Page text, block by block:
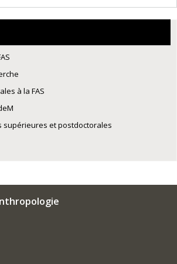
à la FAS
supérieures et postdoctorales